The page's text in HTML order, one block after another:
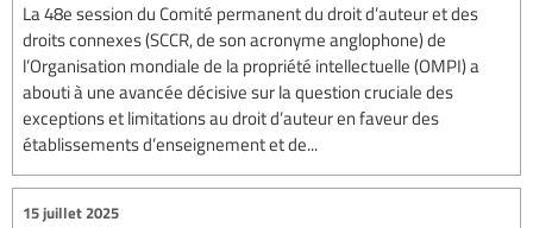
La 48e session du Comité permanent du droit d’auteur et des
droits connexes (SCCR, de son acronyme anglophone) de
l’Organisation mondiale de la propriété intellectuelle (OMPI) a
abouti à une avancée décisive sur la question cruciale des
exceptions et limitations au droit d’auteur en faveur des
établissements d’enseignement et de...
15 juillet 2025